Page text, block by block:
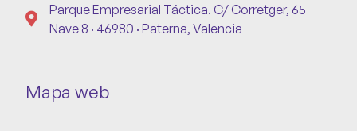
Parque Empresarial Táctica. C/ Corretger, 65
Nave 8 · 46980 · Paterna, Valencia
Mapa web